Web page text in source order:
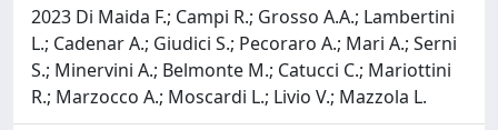
2023 Di Maida F.; Campi R.; Grosso A.A.; Lambertini
L.; Cadenar A.; Giudici S.; Pecoraro A.; Mari A.; Serni
S.; Minervini A.; Belmonte M.; Catucci C.; Mariottini
R.; Marzocco A.; Moscardi L.; Livio V.; Mazzola L.